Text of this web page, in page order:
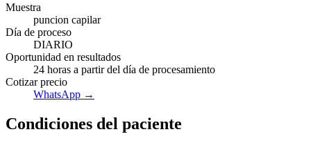
Muestra
puncion capilar
Día de proceso
DIARIO
Oportunidad en resultados
24 horas a partir del día de procesamiento
Cotizar precio
WhatsApp →
Condiciones del paciente